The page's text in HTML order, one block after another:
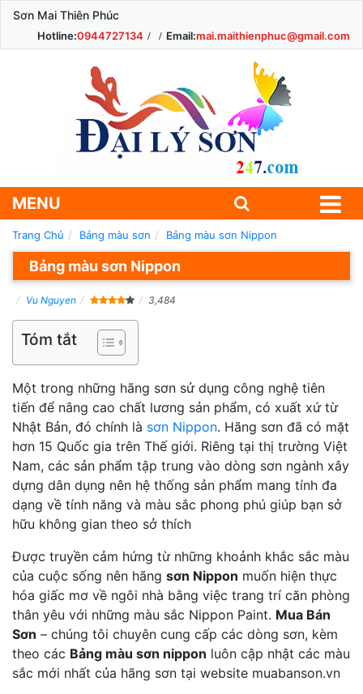
Sơn Mai Thiên Phúc
Hotline:0944727134 Email:mai.maithienphuc@gmail.com
MENU
Trang Chủ Bảng màu sơn Bảng màu sơn Nippon
Bảng màu sơn Nippon
Vu Nguyen 3,484
Tóm tắt
Một trong những hãng sơn sử dụng công nghệ tiên
tiến để nâng cao chất lương sản phẩm, có xuất xứ từ
Nhật Bản, đó chính là sơn Nippon. Hãng sơn đã có mặt
hơn 15 Quốc gia trên Thế giới. Riêng tại thị trường Việt
Nam, các sản phẩm tập trung vào dòng sơn ngành xây
dựng dân dụng nên hệ thống sản phẩm mang tính đa
dạng về tính năng và màu sắc phong phú giúp bạn sở
hữu không gian theo sở thích
Được truyền cảm hứng từ những khoảnh khắc sắc màu
của cuộc sống nên hãng sơn Nippon muốn hiện thực
hóa giấc mơ về ngôi nhà bằng việc trang trí căn phòng
thân yêu với những màu sắc Nippon Paint. Mua Bán
Sơn – chúng tôi chuyên cung cấp các dòng sơn, kèm
theo các Bảng màu sơn nippon luôn cập nhật các màu
sắc mới nhất của hãng sơn tại website muabanson.vn